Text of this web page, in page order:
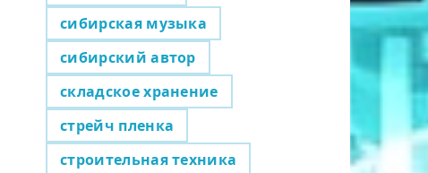
сибирская музыка
сибирский автор
складское хранение
стрейч пленка
строительная техника